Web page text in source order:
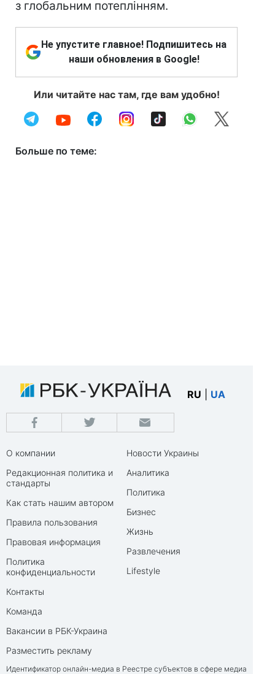
з глобальним потеплінням.
Не упустите главное! Подпишитесь на
наши обновления в Google!
Или читайте нас там, где вам удобно!
Больше по теме:
RU UA
О компании
Редакционная политика и
стандарты
Как стать нашим автором
Правила пользования
Правовая информация
Политика
конфиденциальности
Контакты
Команда
Вакансии в РБК-Украина
Разместить рекламу
Новости Украины
Аналитика
Политика
Бизнес
Жизнь
Развлечения
Lifestyle
Идентификатор онлайн-медиа в Реестре субъектов в сфере медиа